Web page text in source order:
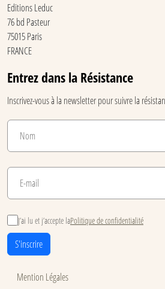
Editions Leduc
76 bd Pasteur
75015 Paris
FRANCE
Entrez dans la Résistance
Inscrivez-vous à la newsletter pour suivre la
J’ai lu et j’accepte laPolitique de confidentialité
S'inscrire
Mention Légales